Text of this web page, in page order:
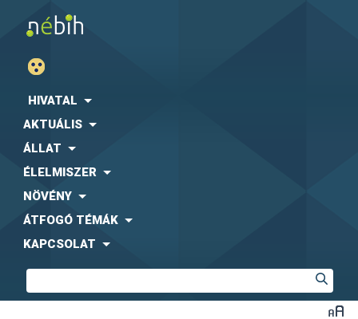
HIVATAL
AKTUÁLIS
ÁLLAT
ÉLELMISZER
NÖVÉNY
ÁTFOGÓ TÉMÁK
KAPCSOLAT